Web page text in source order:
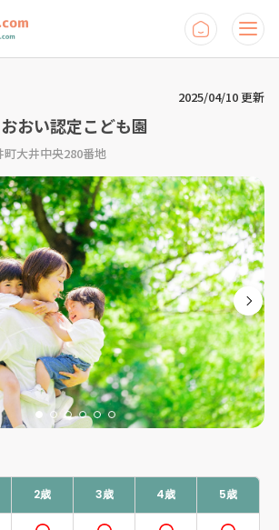
2025/04/10 更新
おい認定こども園
大井中央280番地
2歳 3歳 4歳 5歳